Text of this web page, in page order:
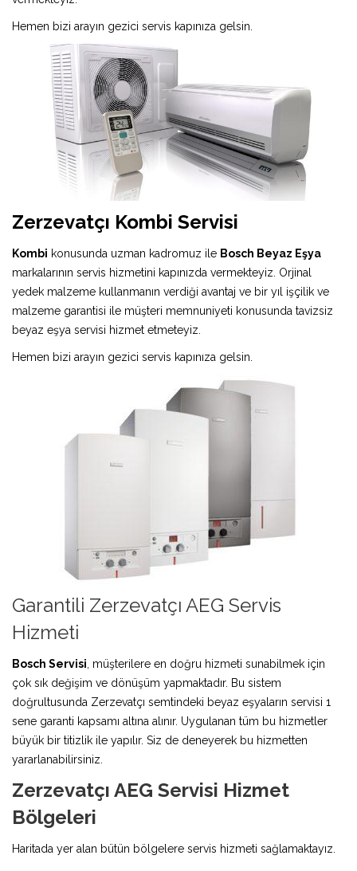
Hemen bizi arayın gezici servis kapınıza gelsin.
Zerzevatçı Kombi Servisi
Kombi konusunda uzman kadromuz ile Bosch Beyaz Eşya
markalarının servis hizmetini kapınızda vermekteyiz. Orjinal
yedek malzeme kullanmanın verdiği avantaj ve bir yıl işçilik ve
malzeme garantisi ile müşteri memnuniyeti konusunda tavizsiz
beyaz eşya servisi hizmet etmeteyiz.
Hemen bizi arayın gezici servis kapınıza gelsin.
Garantili Zerzevatçı AEG Servis
Hizmeti
Bosch Servisi , müşterilere en doğru hizmeti sunabilmek için
çok sık değişim ve dönüşüm yapmaktadır. Bu sistem
doğrultusunda Zerzevatçı semtindeki beyaz eşyaların servisi 1
sene garanti kapsamı altına alınır. Uygulanan tüm bu hizmetler
büyük bir titizlik ile yapılır. Siz de deneyerek bu hizmetten
yararlanabilirsiniz.
Zerzevatçı AEG Servisi Hizmet
Bölgeleri
Haritada yer alan bütün bölgelere servis hizmeti sağlamaktayız.